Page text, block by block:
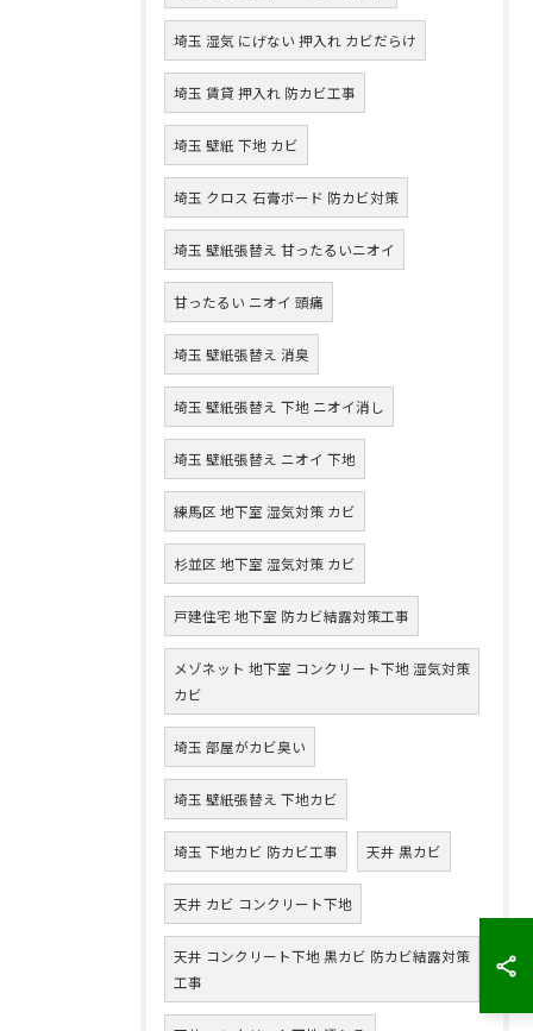
埼玉 湿気 にげない 押入れ カビだらけ
埼玉 賃貸 押入れ 防カビ工事
埼玉 壁紙 下地 カビ
埼玉 クロス 石膏ボード 防カビ対策
埼玉 壁紙張替え 甘ったるいニオイ
甘ったるい ニオイ 頭痛
埼玉 壁紙張替え 消臭
埼玉 壁紙張替え 下地 ニオイ消し
埼玉 壁紙張替え ニオイ 下地
練馬区 地下室 湿気対策 カビ
杉並区 地下室 湿気対策 カビ
戸建住宅 地下室 防カビ結露対策工事
メゾネット 地下室 コンクリート下地 湿気対策
カビ
埼玉 部屋がカビ臭い
埼玉 壁紙張替え 下地カビ
埼玉 下地カビ 防カビ工事 天井 黒カビ
天井 カビ コンクリート下地
天井 コンクリート下地 黒カビ 防カビ結露対策
工事